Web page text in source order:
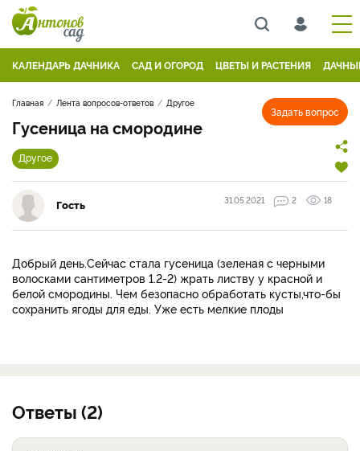
КАЛЕНДАРЬ ДАЧНИКА САД И ОГОРОД ЦВЕТЫ И РАСТЕНИЯ
Задать вопрос
Главная Лента вопросов-ответов Другое
Гусеница на смородине
Другое
Гость 31.05.2021 2 18
Добрый день.Сейчас стала гусеница (зеленая с черными
волосками сантиметров 1.2-2) жрать листву у красной и
белой смородины. Чем безопасно обработать кусты,что-бы
сохранить ягоды для еды. Уже есть мелкие плоды
Ответы (2)